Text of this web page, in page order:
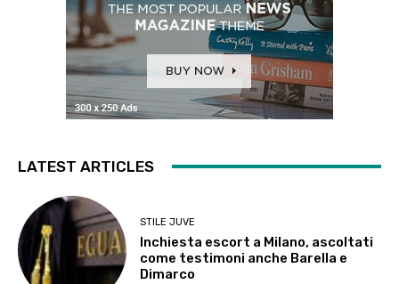
LATEST ARTICLES
STILE JUVE
Inchiesta escort a Milano, ascoltati
come testimoni anche Barella e
Dimarco